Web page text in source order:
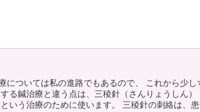
については私の進路でもあるので、 これから少し
る鍼治療と違う点は、三稜針（さんりょうしん）
いう治療のために使います。 三稜針の刺絡は、患